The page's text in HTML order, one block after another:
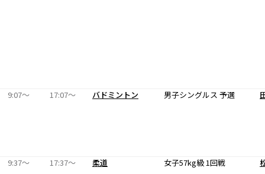
9:07〜 17:07〜 バドミントン 男子シングルス 予選
9:37〜 17:37〜 柔道 女子57kg級 1回戦